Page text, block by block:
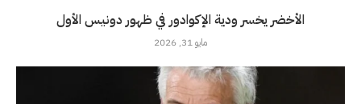
الأخضر يخسر ودية الإكوادور في ظهور دونيس الأول
مايو 31, 2026